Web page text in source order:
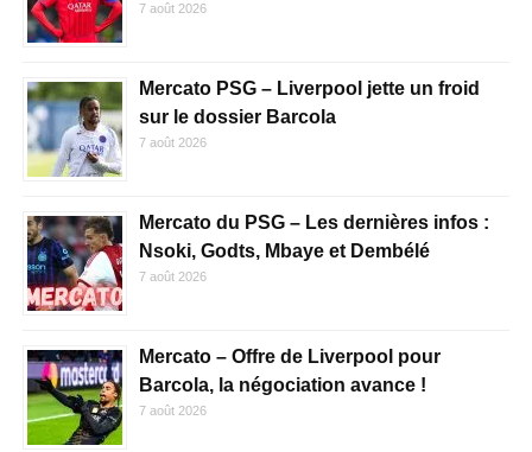
7 août 2026
Mercato PSG – Liverpool jette un froid
sur le dossier Barcola
7 août 2026
Mercato du PSG – Les dernières infos :
Nsoki, Godts, Mbaye et Dembélé
7 août 2026
Mercato – Offre de Liverpool pour
Barcola, la négociation avance !
7 août 2026